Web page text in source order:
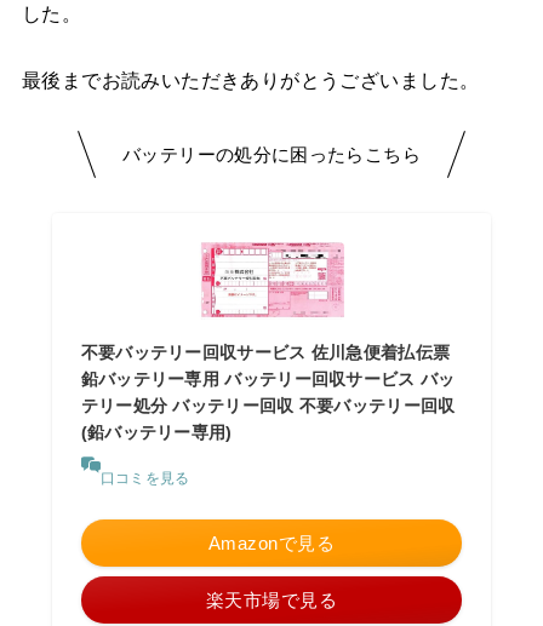
した。
最後までお読みいただきありがとうございました。
バッテリーの処分に困ったらこちら
不要バッテリー回収サービス 佐川急便着払伝票
鉛バッテリー専用 バッテリー回収サービス バッ
テリー処分 バッテリー回収 不要バッテリー回収
(鉛バッテリー専用)
口コミを見る
Amazonで見る
楽天市場で見る